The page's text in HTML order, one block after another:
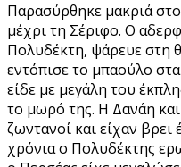
Παρασύρθηκε μακριά
μέχρι τη Σέριφο. Ο
Πολυδέκτη, ψάρευε στη
εντόπισε το μπαούλο
είδε με μεγάλη του
το μωρό της. Η Δανάη
ζωντανοί και είχαν
χρόνια ο Πολυδέκτης